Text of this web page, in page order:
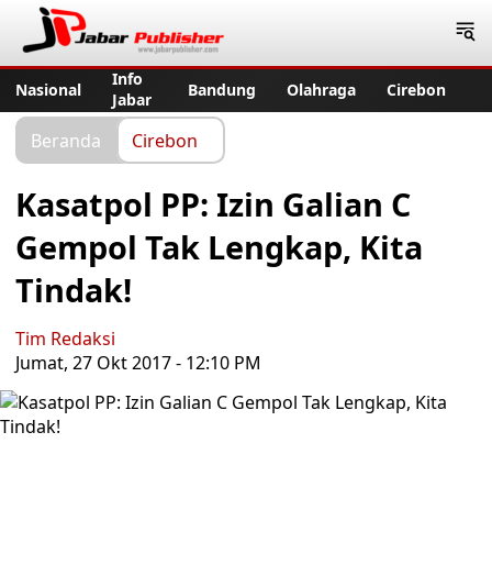
Nasional
Info
Jabar
Bandung Olahraga Cirebon
Beranda Cirebon
Kasatpol PP: Izin Galian C
Gempol Tak Lengkap, Kita
Tindak!
Tim Redaksi
Jumat, 27 Okt 2017 - 12:10 PM